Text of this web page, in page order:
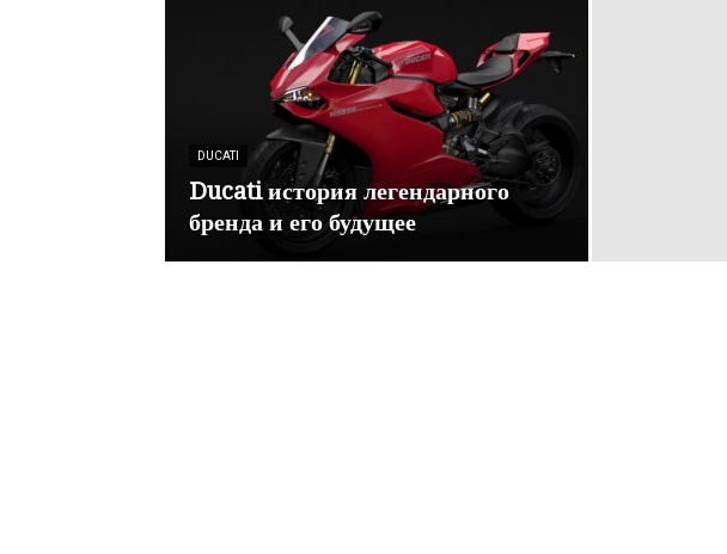
DUCATI
Ducati история легендарного
бренда и его будущее